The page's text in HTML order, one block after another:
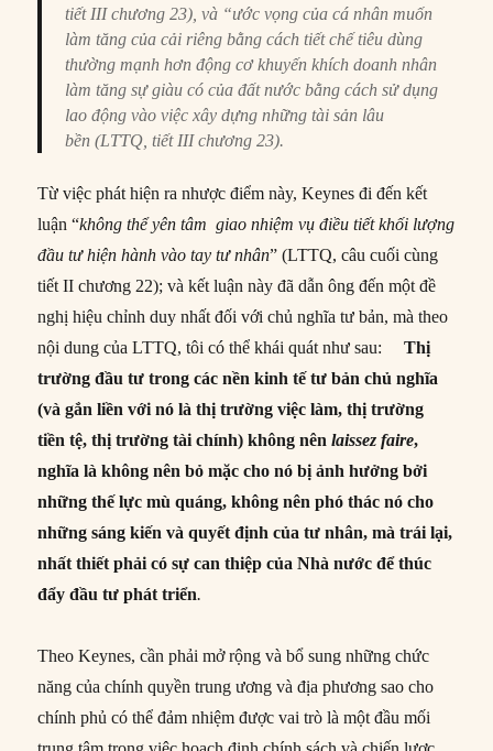
tiết III chương 23), và “ước vọng của cá nhân muốn
làm tăng của cải riêng bằng cách tiết chế tiêu dùng
thường mạnh hơn động cơ khuyến khích doanh nhân
làm tăng sự giàu có của đất nước bằng cách sử dụng
lao động vào việc xây dựng những tài sản lâu
bền (LTTQ, tiết III chương 23).
Từ việc phát hiện ra nhược điểm này, Keynes đi đến kết
luận “không thể yên tâm giao nhiệm vụ điều tiết khối lượng
đầu tư hiện hành vào tay tư nhân” (LTTQ, câu cuối cùng
tiết II chương 22); và kết luận này đã dẫn ông đến một đề
nghị hiệu chỉnh duy nhất đối với chủ nghĩa tư bản, mà theo
nội dung của LTTQ, tôi có thể khái quát như sau:Thị
trường đầu tư trong các nền kinh tế tư bản chủ nghĩa
(và gắn liền với nó là thị trường việc làm, thị trường
tiền tệ, thị trường tài chính) không nênlaissez faire,
nghĩa là không nên bỏ mặc cho nó bị ảnh hưởng bởi
những thế lực mù quáng, không nên phó thác nó cho
những sáng kiến và quyết định của tư nhân, mà trái lại,
nhất thiết phải có sự can thiệp của Nhà nước để thúc
đẩy đầu tư phát triển.
Theo Keynes, cần phải mở rộng và bổ sung những chức
năng của chính quyền trung ương và địa phương sao cho
chính phủ có thể đảm nhiệm được vai trò là một đầu mối